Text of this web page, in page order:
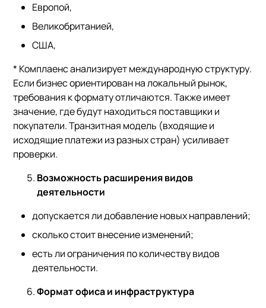
Европой,
Великобританией,
США,
* Комплаенс анализирует международную структуру.
Если бизнес ориентирован на локальный рынок,
требования к формату отличаются. Также имеет
значение, где будут находиться поставщики и
покупатели. Транзитная модель (входящие и
исходящие платежи из разных стран) усиливает
проверки.
Возможность расширения видов
деятельности
допускается ли добавление новых направлений;
сколько стоит внесение изменений;
есть ли ограничения по количеству видов
деятельности.
Формат офиса и инфраструктура